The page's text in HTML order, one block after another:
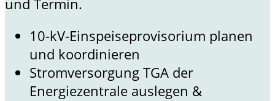
10-kV-Einspeiseprovisorium planen
und koordinieren
Stromversorgung TGA der
Energiezentrale auslegen &